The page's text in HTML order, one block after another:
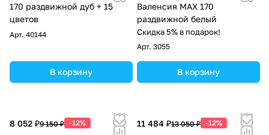
170 раздвижной дуб + 15
цветов
Арт. 40144
В корзину
Валенсия MAX 170
раздвижной белый
Скидка 5% в подарок!
Арт. 3055
В корзину
8 052 ₽9 150 ₽ -12% 11 484 ₽13 050 ₽ -12%